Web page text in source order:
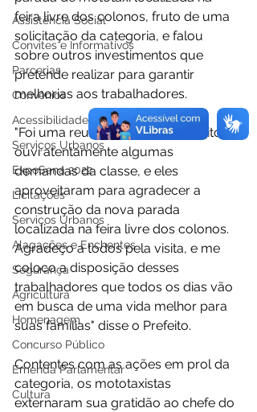
Assistência Social
Convites e Informativos
Parcerias
Convênios
Acessibilidade
Serviços Urbanos
ExpoSena 2022
Licitações
Serviços Urbanos
Alagações e Enchentes
Segurança
Agricultura
Homenagem
Concurso Público
Emenda Parlamentar
Cultura
feira livre dos colonos, fruto de uma
solicitação da categoria, e falou
sobre outros investimentos que
pretende realizar para garantir
melhorias aos trabalhadores.
"Foi uma reunião bastante proveitosa,
ouvi atentamente algumas
demandas da classe, e eles
aproveitaram para agradecer a
construção da nova parada
localizada na feira livre dos colonos.
Agradeço a todos pela visita, e me
coloco a disposição desses
trabalhadores que todos os dias vão
em busca de uma vida melhor para
suas famílias" disse o Prefeito.
Contentes com as ações em prol da
categoria, os mototaxistas
externaram sua gratidão ao chefe do